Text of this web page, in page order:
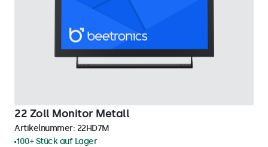
22 Zoll Monitor Metall
Artikelnummer: 22HD7M
100+ Stück auf Lager